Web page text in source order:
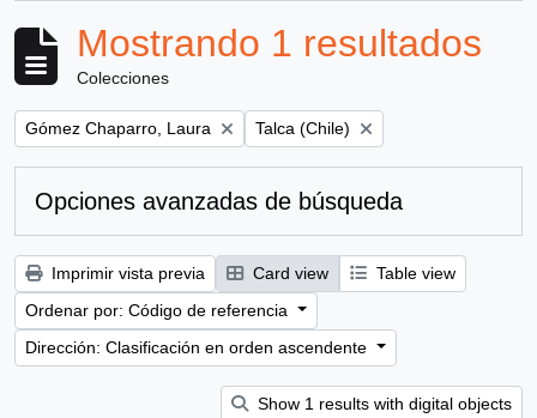
Mostrando 1 resultados
Colecciones
Remove filter:
Gómez Chaparro, Laura Remove filter:
Talca (Chile)
Opciones avanzadas de búsqueda
Imprimir vista previa Card view
Table view
Ordenar por: Código de referencia
Dirección: Clasificación en orden ascendente
Show 1 results with digital objects